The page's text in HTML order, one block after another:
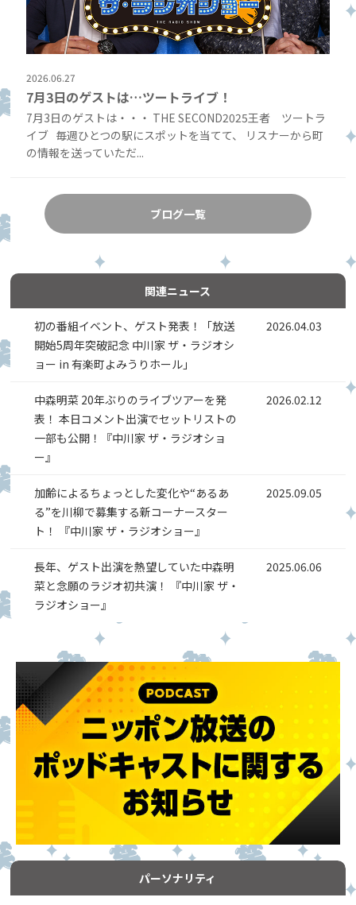
2026.06.27
7月3日のゲストは…ツートライブ！
7月3日のゲストは・・・ THE SECOND2025王者 ツートラ
イブ 毎週ひとつの駅にスポットを当てて、 リスナーから町
の情報を送っていただ...
ブログ一覧
関連ニュース
初の番組イベント、ゲスト発表！「放送
開始5周年突破記念 中川家 ザ・ラジオシ
ョー in 有楽町よみうりホール」
2026.04.03
中森明菜 20年ぶりのライブツアーを発
表！ 本日コメント出演でセットリストの
一部も公開！『中川家 ザ・ラジオショ
ー』
2026.02.12
加齢によるちょっとした変化や“あるあ
る”を川柳で募集する新コーナースター
ト！ 『中川家 ザ・ラジオショー』
2025.09.05
長年、ゲスト出演を熱望していた中森明
菜と念願のラジオ初共演！ 『中川家 ザ・
ラジオショー』
2025.06.06
パーソナリティ